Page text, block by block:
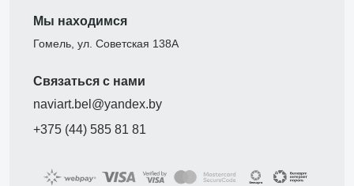
Мы находимся
Гомель, ул. Советская 138А
Связаться с нами
naviart.bel@yandex.by
+375 (44) 585 81 81